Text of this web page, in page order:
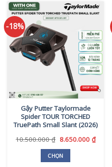
nhiều
biến
thể.
Các
tùy
chọn
thể
được
chọn
trên
sản
phẩm
-18%
Gậy Putter Taylormade
Spider TOUR TORCHED
TruePath Small Slant (2026)
10.500.000₫ Giá
là:
10.500.000 ₫.
8.650.000 ₫Giá
CHỌN